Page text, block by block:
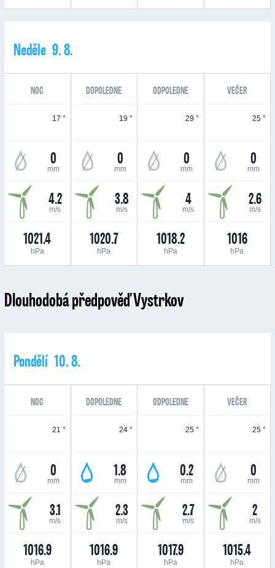
Neděle 9. 8.
NOC DOPOLEDNE ODPOLEDNE VEČER
17 °
0
mm
4.2
m/s
1021.4
hPa
19 °
0
mm
3.8
m/s
1020.7
hPa
29 °
0
mm
4
m/s
1018.2
hPa
25 °
0
mm
2.6
m/s
1016
hPa
Dlouhodobá předpověď Vystrkov
Pondělí 10. 8.
NOC DOPOLEDNE ODPOLEDNE VEČER
21 °
0
mm
3.1
m/s
1016.9
hPa
24 °
1.8
mm
2.3
m/s
1016.9
hPa
25 °
0.2
mm
2.7
m/s
1017.9
hPa
25 °
0
mm
2
m/s
1015.4
hPa